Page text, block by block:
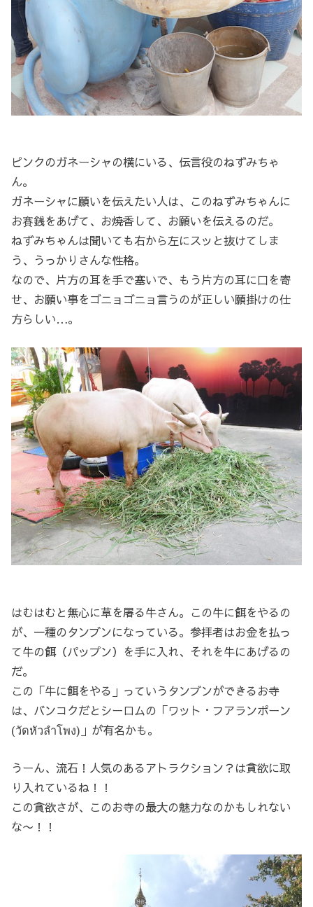
ピンクのガネーシャの横にいる、伝言役のねずみちゃ
ん。
ガネーシャに願いを伝えたい人は、このねずみちゃんに
お賽銭をあげて、お焼香して、お願いを伝えるのだ。
ねずみちゃんは聞いても右から左にスッと抜けてしま
う、うっかりさんな性格。
なので、片方の耳を手で塞いで、もう片方の耳に口を寄
せ、お願い事をゴニョゴニョ言うのが正しい願掛けの仕
方らしい…。
はむはむと無心に草を屠る牛さん。この牛に餌をやるの
が、一種のタンブンになっている。参拝者はお金を払っ
て牛の餌（パップン）を手に入れ、それを牛にあげるの
だ。
この「牛に餌をやる」っていうタンブンができるお寺
は、バンコクだとシーロムの「ワット・フアランポーン
(วัดหัวลำโพง)」が有名かも。
うーん、流石！人気のあるアトラクション？は貪欲に取
り入れているね！！
この貪欲さが、このお寺の最大の魅力なのかもしれない
な〜！！